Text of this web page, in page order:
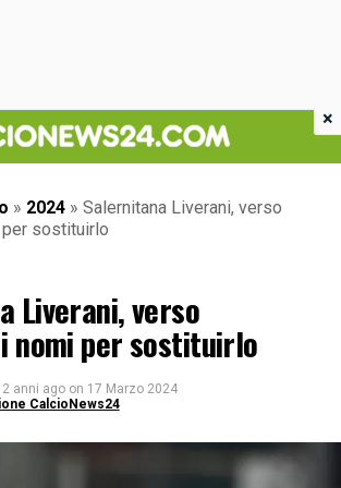
» 2024 » Salernitana Liverani, verso
per sostituirlo
Liverani, verso
i nomi per sostituirlo
2 anni ago on 17 Marzo 2024
CalcioNews24
×